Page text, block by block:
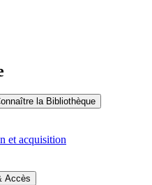
la Bibliothèque
et acquisition
Accès